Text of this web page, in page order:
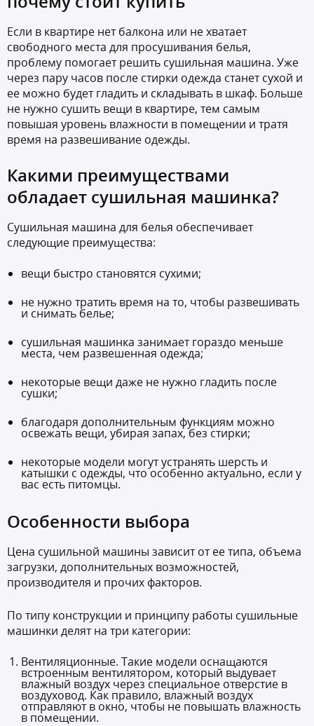
Если в квартире нет балкона или не хватает
свободного места для просушивания белья,
проблему помогает решить сушильная машина. Уже
через пару часов после стирки одежда станет сухой и
ее можно будет гладить и складывать в шкаф. Больше
не нужно сушить вещи в квартире, тем самым
повышая уровень влажности в помещении и тратя
время на развешивание одежды.
Какими преимуществами
обладает сушильная машинка?
Сушильная машина для белья обеспечивает
следующие преимущества:
вещи быстро становятся сухими;
не нужно тратить время на то, чтобы развешивать
и снимать белье;
сушильная машинка занимает гораздо меньше
места, чем развешенная одежда;
некоторые вещи даже не нужно гладить после
сушки;
благодаря дополнительным функциям можно
освежать вещи, убирая запах, без стирки;
некоторые модели могут устранять шерсть и
катышки с одежды, что особенно актуально, если у
вас есть питомцы.
Особенности выбора
Цена сушильной машины зависит от ее типа, объема
загрузки, дополнительных возможностей,
производителя и прочих факторов.
По типу конструкции и принципу работы сушильные
машинки делят на три категории:
Вентиляционные. Такие модели оснащаются
встроенным вентилятором, который выдувает
влажный воздух через специальное отверстие в
воздуховод. Как правило, влажный воздух
отправляют в окно, чтобы не повышать влажность
в помещении.